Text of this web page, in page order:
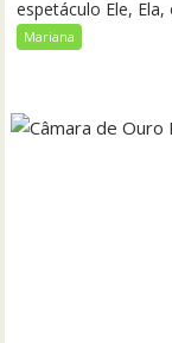
espetáculo Ele,
Mariana